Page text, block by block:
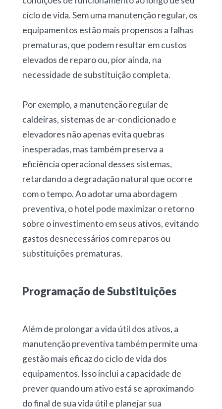
ciclo de vida. Sem uma manutenção regular, os
equipamentos estão mais propensos a falhas
prematuras, que podem resultar em custos
elevados de reparo ou, pior ainda, na
necessidade de substituição completa.
Por exemplo, a manutenção regular de
caldeiras, sistemas de ar-condicionado e
elevadores não apenas evita quebras
inesperadas, mas também preserva a
eficiência operacional desses sistemas,
retardando a degradação natural que ocorre
com o tempo. Ao adotar uma abordagem
preventiva, o hotel pode maximizar o retorno
sobre o investimento em seus ativos, evitando
gastos desnecessários com reparos ou
substituições prematuras.
Programação de Substituições
Além de prolongar a vida útil dos ativos, a
manutenção preventiva também permite uma
gestão mais eficaz do ciclo de vida dos
equipamentos. Isso inclui a capacidade de
prever quando um ativo está se aproximando
do final de sua vida útil e planejar sua